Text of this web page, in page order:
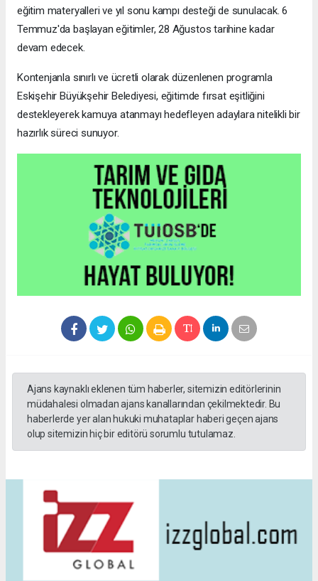
eğitim materyalleri ve yıl sonu kampı desteği de sunulacak. 6
Temmuz'da başlayan eğitimler, 28 Ağustos tarihine kadar
devam edecek.
Kontenjanla sınırlı ve ücretli olarak düzenlenen programla
Eskişehir Büyükşehir Belediyesi, eğitimde fırsat eşitliğini
destekleyerek kamuya atanmayı hedefleyen adaylara nitelikli bir
hazırlık süreci sunuyor.
Ajans kaynaklı eklenen tüm haberler, sitemizin editörlerinin
müdahalesi olmadan ajans kanallarından çekilmektedir. Bu
haberlerde yer alan hukuki muhataplar haberi geçen ajans
olup sitemizin hiç bir editörü sorumlu tutulamaz.